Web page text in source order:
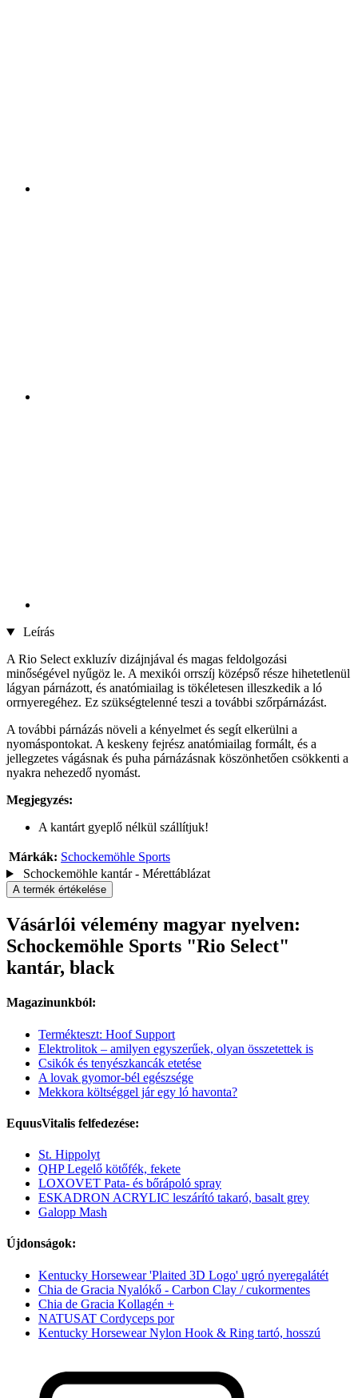
Leírás
A Rio Select exkluzív dizájnjával és magas feldolgozási
minőségével nyűgöz le. A mexikói orrszíj középső része hihetetlenül
lágyan párnázott, és anatómiailag is tökéletesen illeszkedik a ló
orrnyeregéhez. Ez szükségtelenné teszi a további szőrpárnázást.
A további párnázás növeli a kényelmet és segít elkerülni a
nyomáspontokat. A keskeny fejrész anatómiailag formált, és a
jellegzetes vágásnak és puha párnázásnak köszönhetően csökkenti a
nyakra nehezedő nyomást.
Megjegyzés:
A kantárt gyeplő nélkül szállítjuk!
Márkák: Schockemöhle Sports
Schockemöhle kantár - Mérettáblázat
A termék értékelése
Vásárlói vélemény magyar nyelven:
Schockemöhle Sports "Rio Select"
kantár, black
Magazinunkból:
Termékteszt: Hoof Support
Elektrolitok – amilyen egyszerűek, olyan összetettek is
Csikók és tenyészkancák etetése
A lovak gyomor-bél egészsége
Mekkora költséggel jár egy ló havonta?
EquusVitalis felfedezése:
St. Hippolyt
QHP Legelő kötőfék, fekete
LOXOVET Pata- és bőrápoló spray
ESKADRON ACRYLIC leszárító takaró, basalt grey
Galopp Mash
Újdonságok:
Kentucky Horsewear 'Plaited 3D Logo' ugró nyeregalátét
Chia de Gracia Nyalókő - Carbon Clay / cukormentes
Chia de Gracia Kollagén +
NATUSAT Cordyceps por
Kentucky Horsewear Nylon Hook & Ring tartó, hosszú